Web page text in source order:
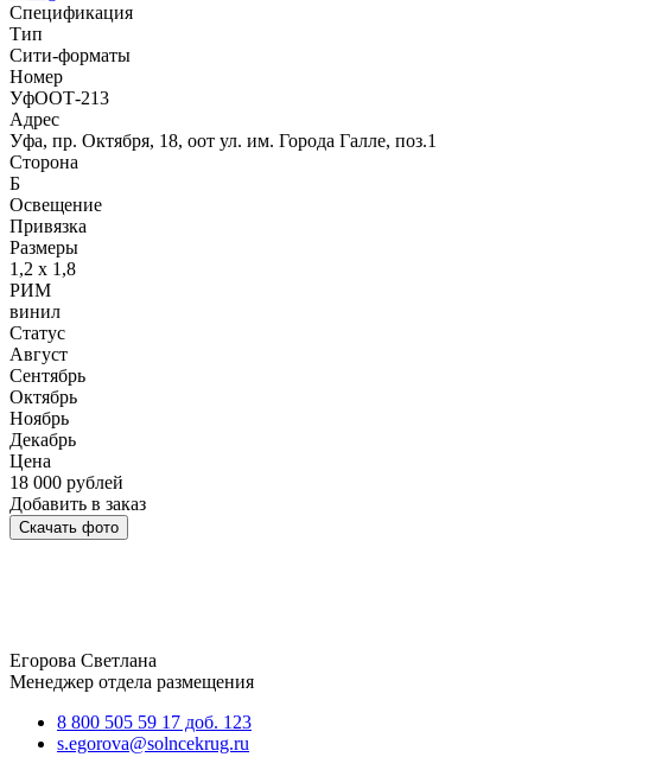
Спецификация
Тип
Сити-форматы
Номер
УфООТ-213
Адрес
Уфа, пр. Октября, 18, оот ул. им. Города Галле, поз.1
Сторона
Б
Освещение
Привязка
Размеры
1,2 х 1,8
РИМ
винил
Статус
Август
Сентябрь
Октябрь
Ноябрь
Декабрь
Цена
18 000 рублей
Добавить в заказ
Скачать фото
Егорова Светлана
Менеджер отдела размещения
8 800 505 59 17 доб. 123
s.egorova@solncekrug.ru